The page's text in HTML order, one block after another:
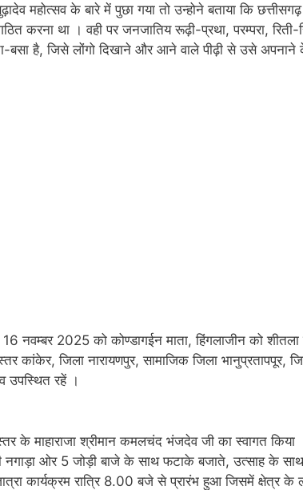
महोत्सव के बारे में पुछा गया तो उन्होने बताया कि
करना था । वही पर जनजातिय रूढ़ी-प्रथा, परम्परा,
बसा है, जिसे लोंगो दिखाने और आने वाले पीढ़ी से उसे
16 नवम्बर 2025 को कोण्डागईन माता, हिंगलाजीन को
कांकेर, जिला नारायणपुर, सामाजिक जिला
उपस्थित रहें ।
के माहाराजा श्रीमान कमलचंद भंजदेव जी का स्वागत
नगाड़ा ओर 5 जोड़ी बाजे के साथ फटाके बजाते, उत्साह के
कार्यक्रम रात्रि 8.00 बजे से प्रारंभ हुआ जिसमें क्षेत्र के